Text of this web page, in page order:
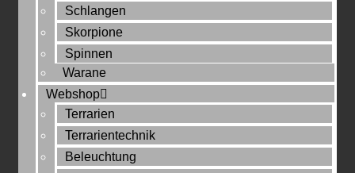
Schlangen
Skorpione
Spinnen
Warane
Webshop
Terrarien
Terrarientechnik
Beleuchtung